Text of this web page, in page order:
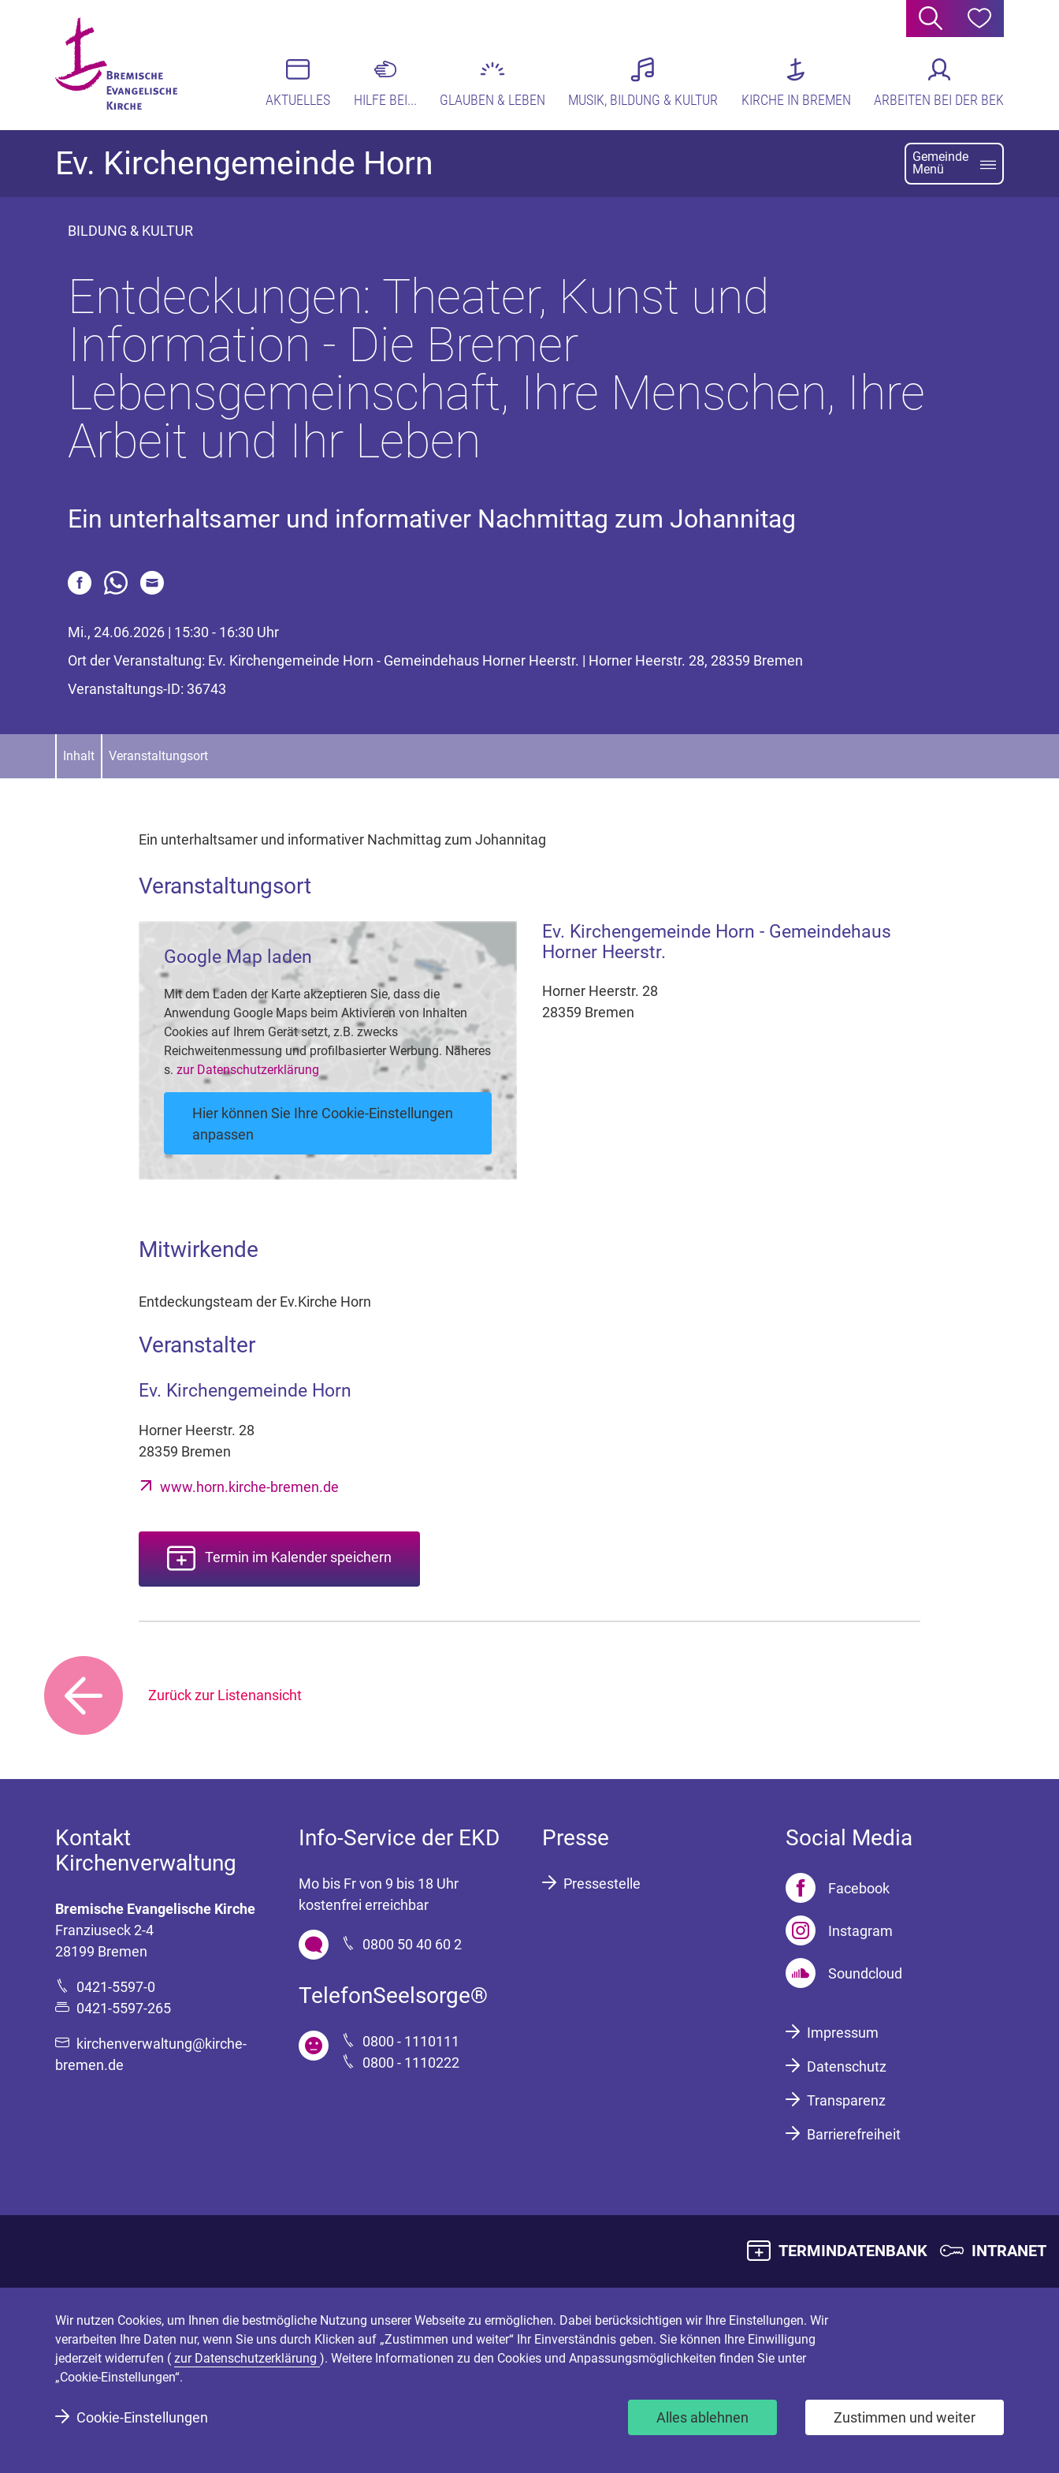
Suche Hilfe
AKTUELLES HILFE BEI... GLAUBEN & LEBEN MUSIK, BILDUNG & KULTUR KIRCHE IN BREMEN ARBEITEN BEI DER BEK
Ev. Kirchengemeinde Horn
Gemeinde
Menü
BILDUNG & KULTUR
Entdeckungen: Theater, Kunst und
Information - Die Bremer
Lebensgemeinschaft, Ihre Menschen, Ihre
Arbeit und Ihr Leben
Ein unterhaltsamer und informativer Nachmittag zum Johannitag
Mi., 24.06.2026 | 15:30 - 16:30 Uhr
Ort der Veranstaltung: Ev. Kirchengemeinde Horn - Gemeindehaus Horner Heerstr. | Horner Heerstr. 28, 28359 Bremen
Veranstaltungs-ID: 36743
Inhalt Veranstaltungsort
Ein unterhaltsamer und informativer Nachmittag zum Johannitag
Veranstaltungsort
Google Map laden
Mit dem Laden der Karte akzeptieren Sie, dass die
Anwendung Google Maps beim Aktivieren von Inhalten
Cookies auf Ihrem Gerät setzt, z.B. zwecks
Reichweitenmessung und profilbasierter Werbung. Näheres
s. zur Datenschutzerklärung
Hier können Sie Ihre Cookie-Einstellungen
anpassen
Ev. Kirchengemeinde Horn - Gemeindehaus
Horner Heerstr.
Horner Heerstr. 28
28359 Bremen
Mitwirkende
Entdeckungsteam der Ev.Kirche Horn
Veranstalter
Ev. Kirchengemeinde Horn
Horner Heerstr. 28
28359 Bremen
www.horn.kirche-bremen.de
Termin im Kalender speichern
Zurück zur Listenansicht
Kontakt
Kirchenverwaltung
Bremische Evangelische Kirche
Franziuseck 2-4
28199 Bremen
0421-5597-0
0421-5597-265
kirchenverwaltung@kirche-
bremen.de
Info-Service der EKD
Mo bis Fr von 9 bis 18 Uhr
kostenfrei erreichbar
0800 50 40 60 2
TelefonSeelsorge®
0800 - 1110111
0800 - 1110222
Presse
Pressestelle
Social Media
Facebook
Instagram
Soundcloud
Impressum
Datenschutz
Transparenz
Barrierefreiheit
TERMINDATENBANK INTRANET
Wir nutzen Cookies, um Ihnen die bestmögliche Nutzung unserer Webseite zu ermöglichen. Dabei berücksichtigen wir Ihre Einstellungen. Wir
verarbeiten Ihre Daten nur, wenn Sie uns durch Klicken auf „Zustimmen und weiter“ Ihr Einverständnis geben. Sie können Ihre Einwilligung
jederzeit widerrufen ( zur Datenschutzerklärung ). Weitere Informationen zu den Cookies und Anpassungsmöglichkeiten finden Sie unter
„Cookie-Einstellungen“.
Cookie-Einstellungen Alles ablehnen Zustimmen und weiter